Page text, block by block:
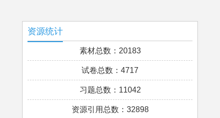
资源统计
素材总数：20183
试卷总数：4717
习题总数：11042
资源引用总数：32898